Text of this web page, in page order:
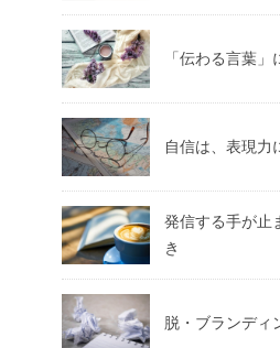
「伝わる言葉
自信は、表現力
発信する手が止
き
脱・ブランディ